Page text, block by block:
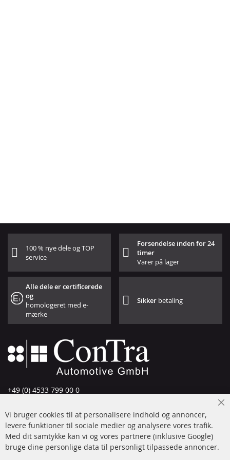
100 % nye dele og TOP
service
Forsendelse inden for 24
timer
Varer på lager
Alle dele er certificerede
og
homologeret med e-
mærke
Sikker betaling
+49 (0) 4533 799 00 0
info@contra-automotive.de
www.contra-automotive.de
Facebook
Instagram
Vi bruger cookies til at personalisere indhold og annoncer,
levere funktioner til sociale medier og analysere vores trafik.
Med dit samtykke kan vi og vores partnere (inklusive Google)
bruge dine personlige data til personligt tilpassede annoncer.